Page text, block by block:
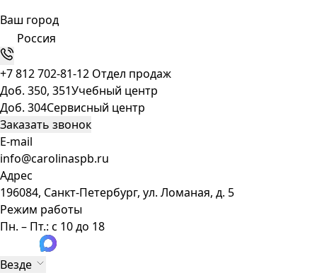
Ваш город
Россия
+7 812 702-81-12 Отдел продаж
Доб. 350, 351Учебный центр
Доб. 304Сервисный центр
Заказать звонок
E-mail
info@carolinaspb.ru
Адрес
196084, Санкт-Петербург, ул. Ломаная, д. 5
Режим работы
Пн. – Пт.: с 10 до 18
Везде